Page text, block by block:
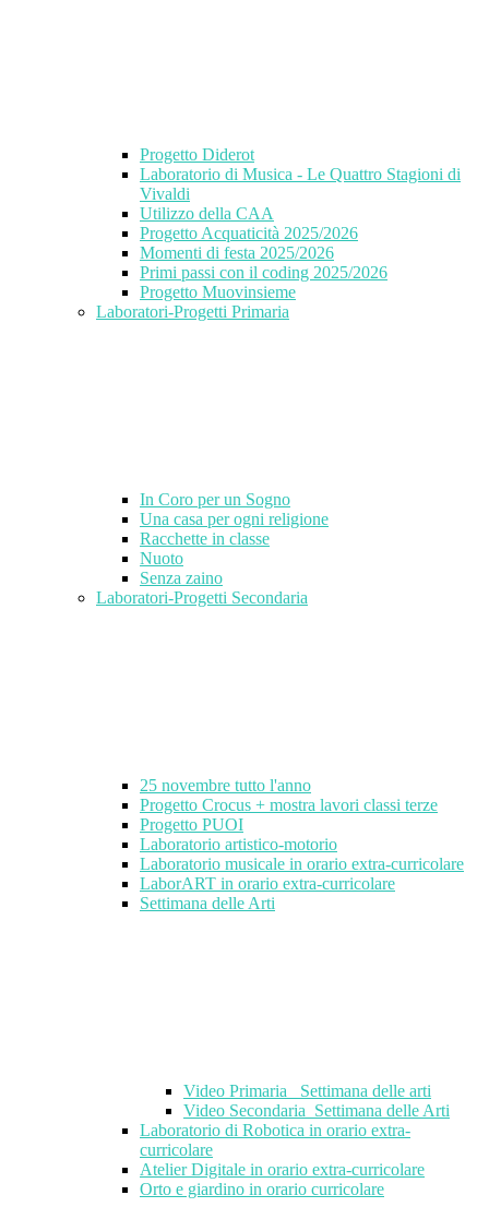
Progetto Diderot
Laboratorio di Musica - Le Quattro Stagioni di
Vivaldi
Utilizzo della CAA
Progetto Acquaticità 2025/2026
Momenti di festa 2025/2026
Primi passi con il coding 2025/2026
Progetto Muovinsieme
Laboratori-Progetti Primaria
In Coro per un Sogno
Una casa per ogni religione
Racchette in classe
Nuoto
Senza zaino
Laboratori-Progetti Secondaria
25 novembre tutto l'anno
Progetto Crocus + mostra lavori classi terze
Progetto PUOI
Laboratorio artistico-motorio
Laboratorio musicale in orario extra-curricolare
LaborART in orario extra-curricolare
Settimana delle Arti
Video Primaria_ Settimana delle arti
Video Secondaria_Settimana delle Arti
Laboratorio di Robotica in orario extra-
curricolare
Atelier Digitale in orario extra-curricolare
Orto e giardino in orario curricolare